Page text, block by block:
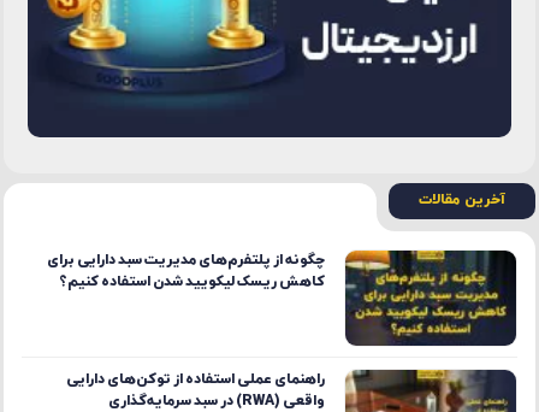
آخرین مقالات
چگونه از پلتفرم‌های مدیریت سبد دارایی برای
کاهش ریسک لیکویید شدن استفاده کنیم؟
راهنمای عملی استفاده از توکن‌های دارایی
واقعی (RWA) در سبد سرمایه‌گذاری